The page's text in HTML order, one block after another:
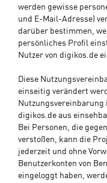
werden gewisse
und E-Mail-Adresse)
darüber bestimmen,
persönliches Profil
Nutzer von digikos.de
Diese
einseitig verändert
Nutzungsvereinbarung
digikos.de aus
Bei Personen, die
verstoßen, kann die
jederzeit und ohne
Benutzerkonten von
eingeloggt haben,